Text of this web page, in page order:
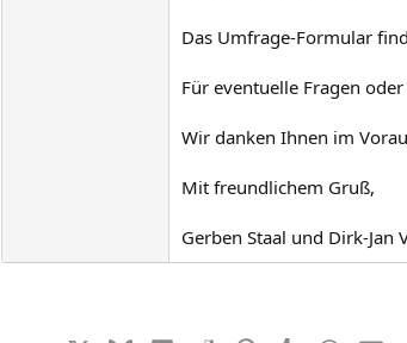
Das Umfrage-Formular
Für eventuelle Fragen
Wir danken Ihnen im
Mit freundlichem Gruß,
Gerben Staal und Dirk-Jan